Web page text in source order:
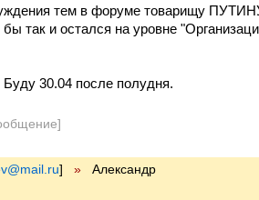
тем в форуме товарищу
так и остался на уровне
30.04 после полудня.
] » Александр